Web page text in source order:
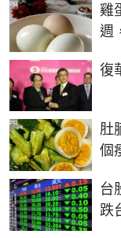
雞
週
PR
復
肚
個
PR
台
跌